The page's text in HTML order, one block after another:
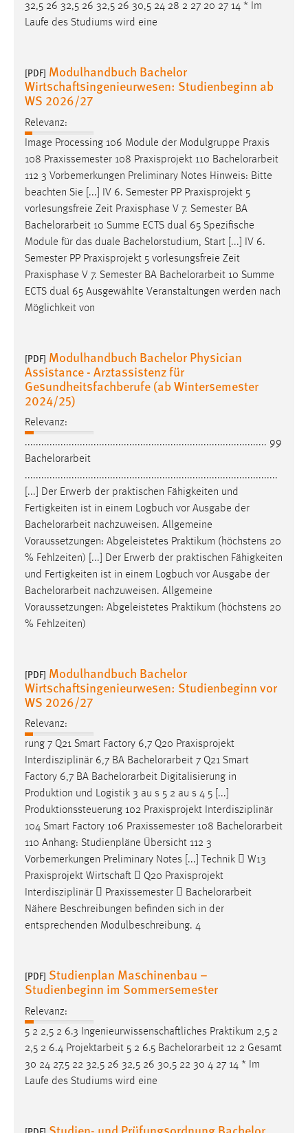
32,5 26 32,5 26 32,5 26 30,5 24 28 2 27 20 27 14 * Im
Laufe des Studiums wird eine
[PDF] Modulhandbuch Bachelor
Wirtschaftsingenieurwesen: Studienbeginn ab
WS 2026/27
Relevanz:
Image Processing 106 Module der Modulgruppe Praxis
108 Praxissemester 108 Praxisprojekt 110 Bachelorarbeit
112 3 Vorbemerkungen Preliminary Notes Hinweis: Bitte
beachten Sie [...] IV 6. Semester PP Praxisprojekt 5
vorlesungsfreie Zeit Praxisphase V 7. Semester BA
Bachelorarbeit 10 Summe ECTS dual 65 Spezifische
Module für das duale Bachelorstudium, Start [...] IV 6.
Semester PP Praxisprojekt 5 vorlesungsfreie Zeit
Praxisphase V 7. Semester BA Bachelorarbeit 10 Summe
ECTS dual 65 Ausgewählte Veranstaltungen werden nach
Möglichkeit von
[PDF] Modulhandbuch Bachelor Physician
Assistance - Arztassistenz für
Gesundheitsfachberufe (ab Wintersemester
2024/25)
Relevanz:
........................................................................................ 99
Bachelorarbeit
............................................................................................
[...] Der Erwerb der praktischen Fähigkeiten und
Fertigkeiten ist in einem Logbuch vor Ausgabe der
Bachelorarbeit nachzuweisen. Allgemeine
Voraussetzungen: Abgeleistetes Praktikum (höchstens 20
% Fehlzeiten) [...] Der Erwerb der praktischen Fähigkeiten
und Fertigkeiten ist in einem Logbuch vor Ausgabe der
Bachelorarbeit nachzuweisen. Allgemeine
Voraussetzungen: Abgeleistetes Praktikum (höchstens 20
% Fehlzeiten)
[PDF] Modulhandbuch Bachelor
Wirtschaftsingenieurwesen: Studienbeginn vor
WS 2026/27
Relevanz:
rung 7 Q21 Smart Factory 6,7 Q20 Praxisprojekt
Interdisziplinär 6,7 BA Bachelorarbeit 7 Q21 Smart
Factory 6,7 BA Bachelorarbeit Digitalisierung in
Produktion und Logistik 3 au s 5 2 au s 4 5 [...]
Produktionssteuerung 102 Praxisprojekt Interdisziplinär
104 Smart Factory 106 Praxissemester 108 Bachelorarbeit
110 Anhang: Studienpläne Übersicht 112 3
Vorbemerkungen Preliminary Notes [...] Technik  W13
Praxisprojekt Wirtschaft  Q20 Praxisprojekt
Interdisziplinär  Praxissemester  Bachelorarbeit
Nähere Beschreibungen befinden sich in der
entsprechenden Modulbeschreibung. 4
[PDF] Studienplan Maschinenbau –
Studienbeginn im Sommersemester
Relevanz:
5 2 2,5 2 6.3 Ingenieurwissenschaftliches Praktikum 2,5 2
2,5 2 6.4 Projektarbeit 5 2 6.5 Bachelorarbeit 12 2 Gesamt
30 24 27,5 22 32,5 26 32,5 26 30,5 22 30 4 27 14 * Im
Laufe des Studiums wird eine